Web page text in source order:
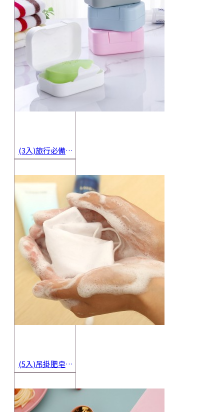
(3入)旅行必備密封香皂收納盒 方便攜帶防水海綿肥皂盒 香皂盒
(5入)吊掛肥皂起泡網 香皂起泡袋